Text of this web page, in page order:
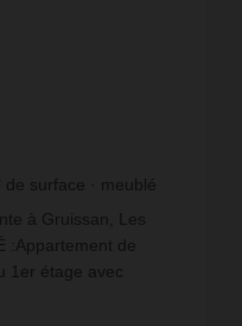
de surface
meublé
à Gruissan, Les
:Appartement de
1er étage avec